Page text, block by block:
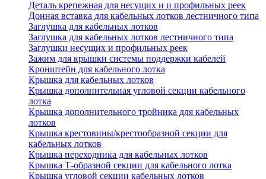
Деталь крепежная для несущих и и профильных реек
Донная вставка для кабельных лотков лестничного типа
Заглушка для кабельных лотков
Заглушка для кабельных лотков лестничного типа
Заглушки несущих и профильных реек
Зажим для крышки системы поддержки кабелей
Кронштейн для кабельного лотка
Крышка для кабельных лотков
Крышка дополнительная угловой секции кабельного
лотка
Крышка дополнительного тройника для кабельных
лотков
Крышка крестовины/крестообразной секции для
кабельных лотков
Крышка переходника для кабельных лотков
Крышка Т-образной секции для кабельного лотка
Крышка угловой секции кабельных лотков